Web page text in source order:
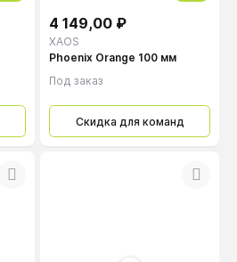
XAOS
4 149,00 ₽
Phoenix Orange 100 мм
Под заказ
Скидка для команд